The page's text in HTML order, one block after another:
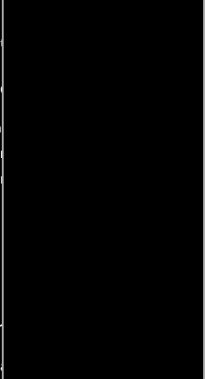
recursos externos que
chequear toda la
ampliar tu conocimiento
través de tus opiniones. ¿Qué